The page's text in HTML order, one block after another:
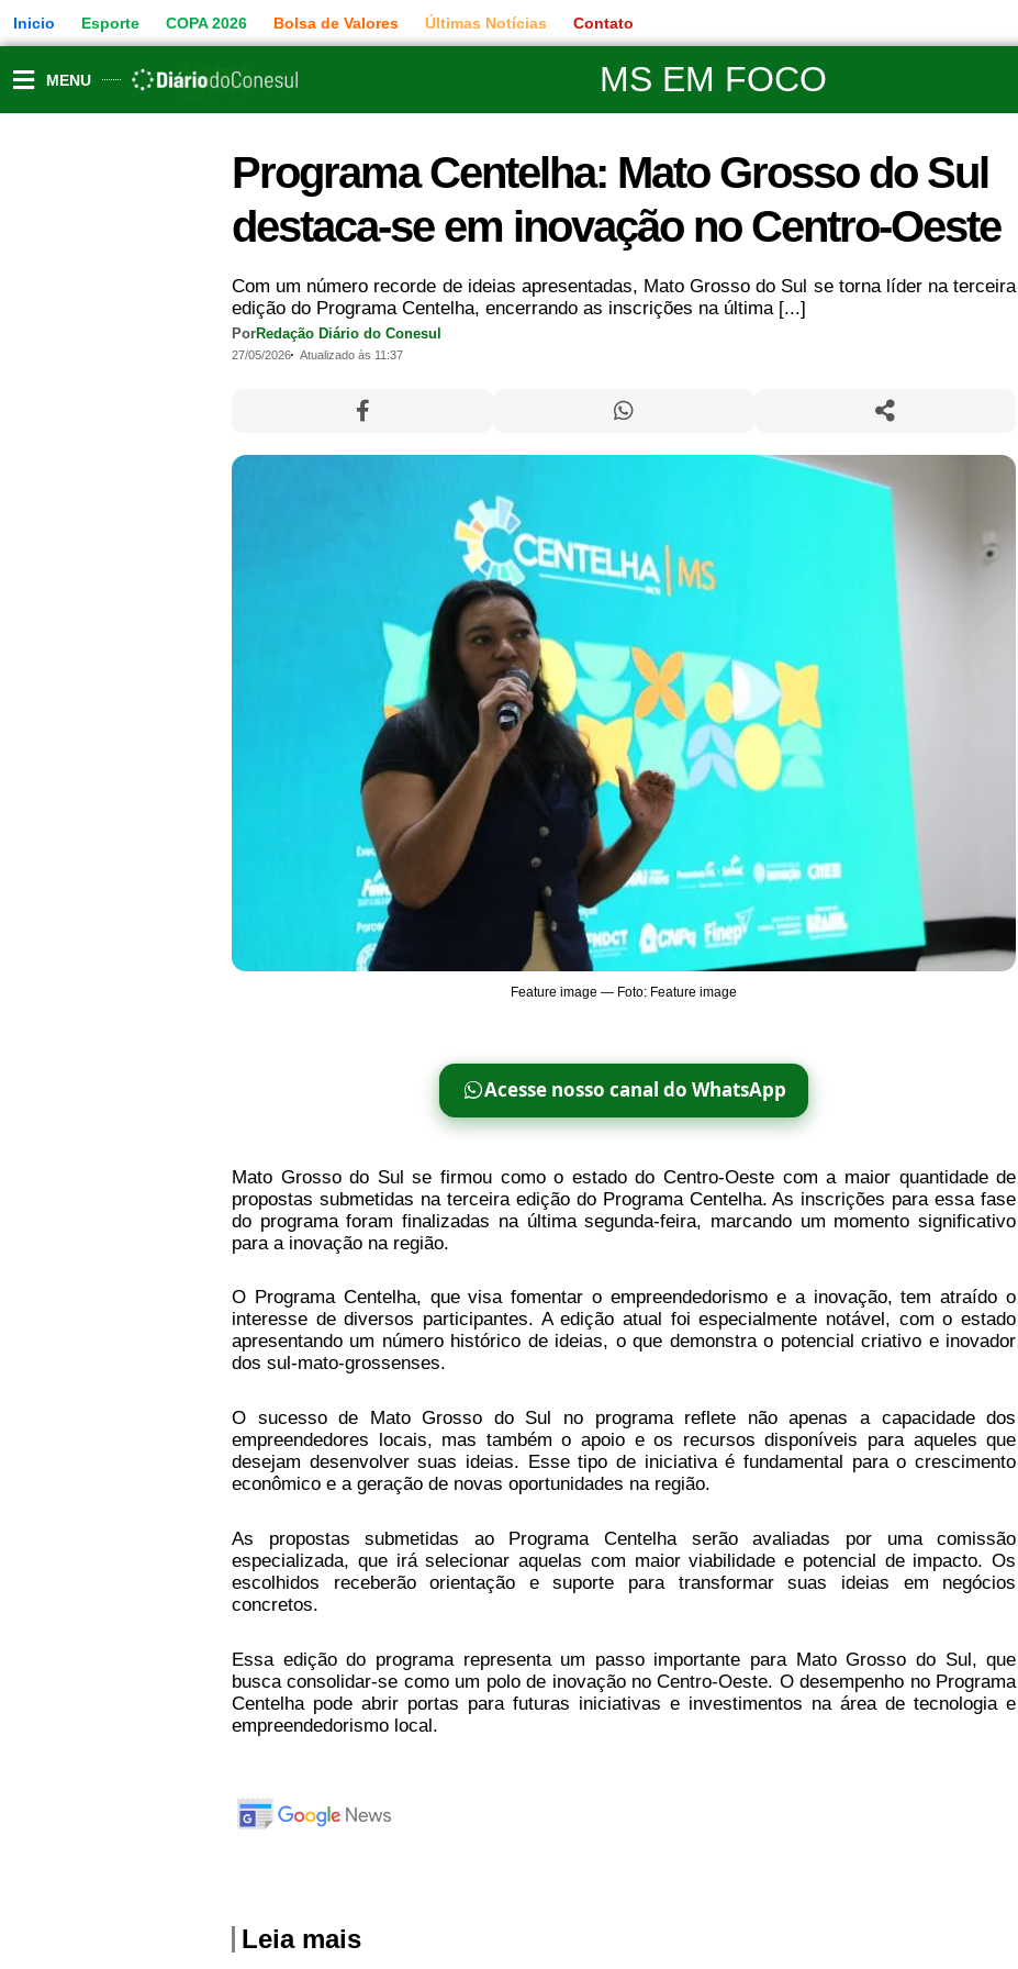
para
o
conteúdo
Inicio Esporte COPA 2026 Bolsa de Valores Últimas Notícias Contato
MENU MS EM FOCO
Programa Centelha: Mato Grosso do Sul
destaca-se em inovação no Centro-Oeste
Com um número recorde de ideias apresentadas, Mato Grosso do Sul se torna líder na terceira
edição do Programa Centelha, encerrando as inscrições na última [...]
PorRedação Diário do Conesul
27/05/2026 Atualizado às 11:37
Feature image — Foto: Feature image
Acesse nosso canal do WhatsApp
Mato Grosso do Sul se firmou como o estado do Centro-Oeste com a maior quantidade de
propostas submetidas na terceira edição do Programa Centelha. As inscrições para essa fase
do programa foram finalizadas na última segunda-feira, marcando um momento significativo
para a inovação na região.
O Programa Centelha, que visa fomentar o empreendedorismo e a inovação, tem atraído o
interesse de diversos participantes. A edição atual foi especialmente notável, com o estado
apresentando um número histórico de ideias, o que demonstra o potencial criativo e inovador
dos sul-mato-grossenses.
O sucesso de Mato Grosso do Sul no programa reflete não apenas a capacidade dos
empreendedores locais, mas também o apoio e os recursos disponíveis para aqueles que
desejam desenvolver suas ideias. Esse tipo de iniciativa é fundamental para o crescimento
econômico e a geração de novas oportunidades na região.
As propostas submetidas ao Programa Centelha serão avaliadas por uma comissão
especializada, que irá selecionar aquelas com maior viabilidade e potencial de impacto. Os
escolhidos receberão orientação e suporte para transformar suas ideias em negócios
concretos.
Essa edição do programa representa um passo importante para Mato Grosso do Sul, que
busca consolidar-se como um polo de inovação no Centro-Oeste. O desempenho no Programa
Centelha pode abrir portas para futuras iniciativas e investimentos na área de tecnologia e
empreendedorismo local.
Leia mais